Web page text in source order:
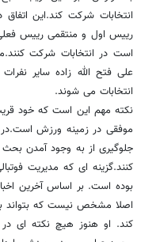
انتخابات شرکت کند.این
رییس اول و منتقمی رییس
است در انتخابات شرکت
علی فتح الله زاده سایر
انتخابات می شوند.
نکته مهم این است که خود قریب
موفقی در زمینه ورزش است.در
جلوگیری از به وجود آمدن بحث
کنند.گزینه ای که مدیریت
بوده است. بر اساس آخرین
اصلا مشخص نیست که بتواند
کند. او هنوز هیچ نکته ای در